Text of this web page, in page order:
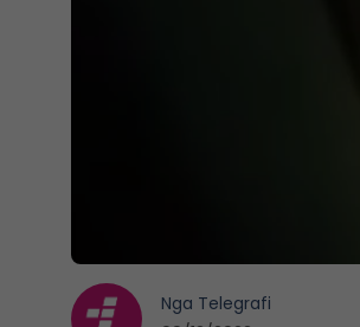
Nga Telegrafi